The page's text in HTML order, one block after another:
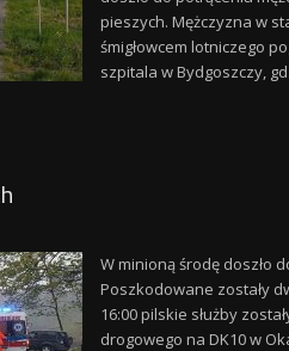
pieszych. Mężczyzna w
śmigłowcem lotniczego
szpitala w Bydgoszczy,
W minioną środę doszło
Poszkodowane zostały
16:00 pilskie służby
drogowego na DK10 w